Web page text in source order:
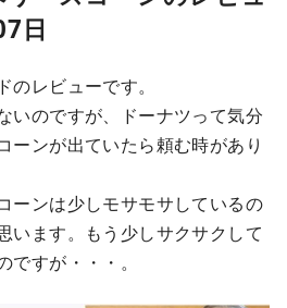
日
レビューです。
いのですが、ドーナツって気分
ーンが出ていたら頼む時があり
ーンは少しモサモサしているの
います。もう少しサクサクして
すが・・・。